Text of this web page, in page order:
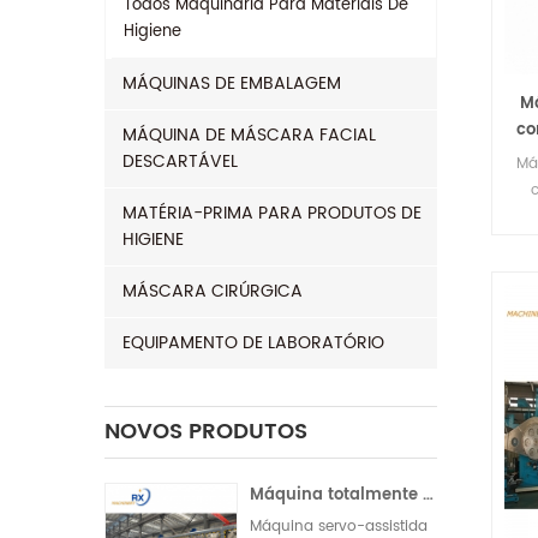
Todos Maquinaria Para Materiais De
Higiene
MÁQUINAS DE EMBALAGEM
MÁQUINA DE MÁSCARA FACIAL
DESCARTÁVEL
MATÉRIA-PRIMA PARA PRODUTOS DE
HIGIENE
MÁSCARA CIRÚRGICA
EQUIPAMENTO DE LABORATÓRIO
NOVOS PRODUTOS
Máquina totalmente servo para fabricação de absorventes higiênicos na Índia | Operação automática
Máquina servo-assistida